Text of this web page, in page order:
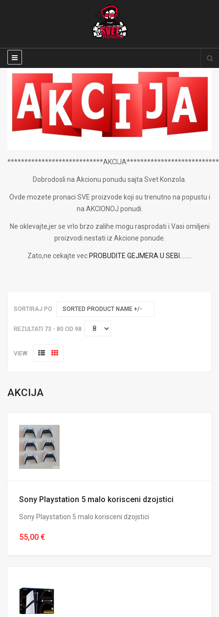
Dobrodosli na Akcionu ponudu sajta Svet Konzola.
Ovde mozete pronaci SVE proizvode koji su trenutno na popustu i
na AKCIONOJ ponudi.
Ne oklevajte,jer se vrlo brzo zalihe mogu rasprodati i Vasi omiljeni
proizvodi nestati iz Akcione ponude.
Zato,ne cekajte vec PROBUDITE GEJMERA U SEBI
SORTIRAJ PO SORTED PRODUCT NAME +/-
REZULTATI 73 - 80 OD 98
VIEW
AKCIJA
Sony Playstation 5 malo korisceni dzojstici
Sony Playstation 5 malo korisceni dzojstici
55,00 €